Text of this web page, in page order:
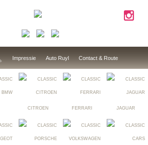
Impressie Auto Ruyl Contact & Route
CITROEN FERRARI JAGUAR